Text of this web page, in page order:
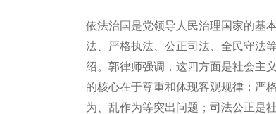
依法治国是党领导人民治理国家的基
法、严格执法、公正司法、全民守法
绍。郭律师强调，这四方面是社会主
的核心在于尊重和体现客观规律；严
为、乱作为等突出问题；司法公正是